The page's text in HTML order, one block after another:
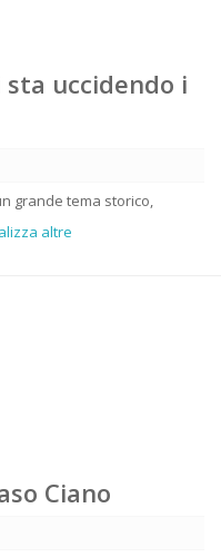
sta uccidendo i
grande tema storico,
altre
Ciano